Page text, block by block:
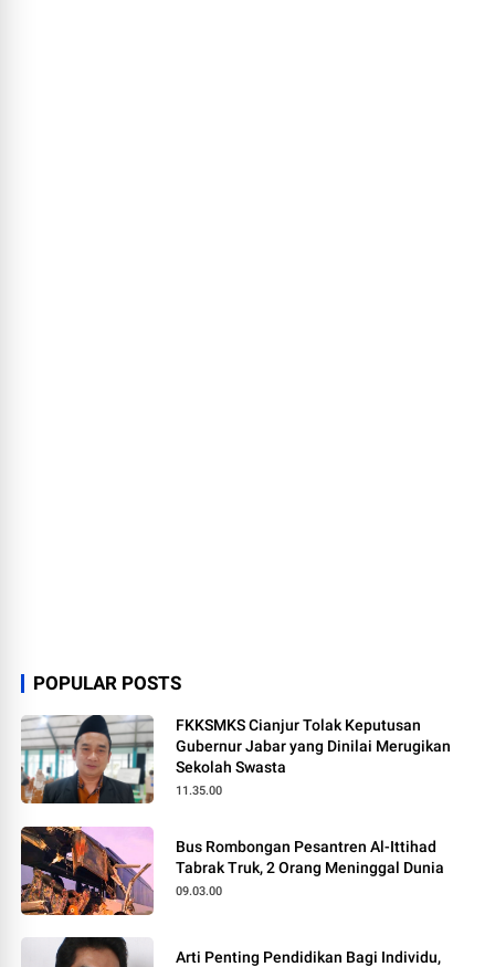
POPULAR POSTS
FKKSMKS Cianjur Tolak Keputusan
Gubernur Jabar yang Dinilai Merugikan
Sekolah Swasta
11.35.00
Bus Rombongan Pesantren Al-Ittihad
Tabrak Truk, 2 Orang Meninggal Dunia
09.03.00
Arti Penting Pendidikan Bagi Individu,